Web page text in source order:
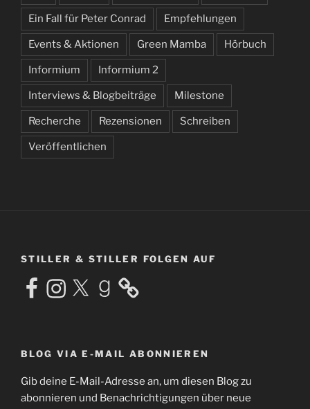
Ein Fall für Peter Conrad Empfehlungen
Events & Aktionen Green Mamba Hörbuch
Informium Informium 2
Interviews & Blogbeiträge Milestone
Recherche Rezensionen Schreiben
Veröffentlichen
STILLER & STILLER FOLGEN AUF
FacebookInstagram
X Goodreads
BLOG VIA E-MAIL ABONNIEREN
Gib deine E-Mail-Adresse an, um diesen Blog zu
abonnieren und Benachrichtigungen über neue